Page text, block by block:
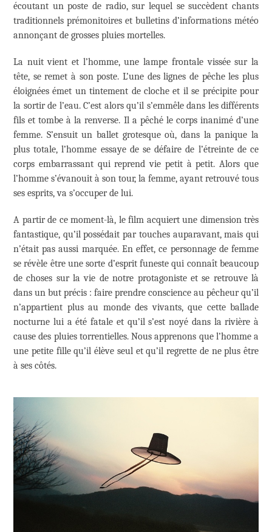
écoutant un poste de radio, sur lequel se succèdent chants
traditionnels prémonitoires et bulletins d’informations météo
annonçant de grosses pluies mortelles.
La nuit vient et l’homme, une lampe frontale vissée sur la
tête, se remet à son poste. L’une des lignes de pêche les plus
éloignées émet un tintement de cloche et il se précipite pour
la sortir de l’eau. C’est alors qu’il s’emmêle dans les différents
fils et tombe à la renverse. Il a pêché le corps inanimé d’une
femme. S’ensuit un ballet grotesque où, dans la panique la
plus totale, l’homme essaye de se défaire de l’étreinte de ce
corps embarrassant qui reprend vie petit à petit. Alors que
l’homme s’évanouit à son tour, la femme, ayant retrouvé tous
ses esprits, va s’occuper de lui.
A partir de ce moment-là, le film acquiert une dimension très
fantastique, qu’il possédait par touches auparavant, mais qui
n’était pas aussi marquée. En effet, ce personnage de femme
se révèle être une sorte d’esprit funeste qui connaît beaucoup
de choses sur la vie de notre protagoniste et se retrouve là
dans un but précis : faire prendre conscience au pêcheur qu’il
n’appartient plus au monde des vivants, que cette ballade
nocturne lui a été fatale et qu’il s’est noyé dans la rivière à
cause des pluies torrentielles. Nous apprenons que l’homme a
une petite fille qu’il élève seul et qu’il regrette de ne plus être
à ses côtés.